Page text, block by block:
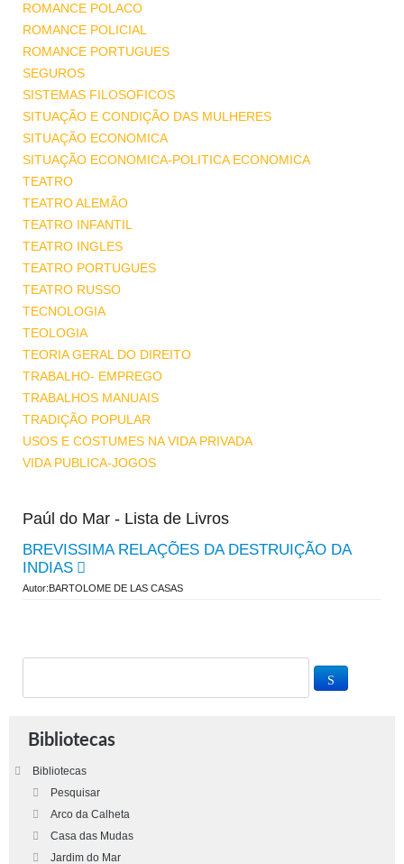
ROMANCE POLACO
ROMANCE POLICIAL
ROMANCE PORTUGUES
SEGUROS
SISTEMAS FILOSOFICOS
SITUAÇÃO E CONDIÇÃO DAS MULHERES
SITUAÇÃO ECONOMICA
SITUAÇÃO ECONOMICA-POLITICA ECONOMICA
TEATRO
TEATRO ALEMÃO
TEATRO INFANTIL
TEATRO INGLES
TEATRO PORTUGUES
TEATRO RUSSO
TECNOLOGIA
TEOLOGIA
TEORIA GERAL DO DIREITO
TRABALHO- EMPREGO
TRABALHOS MANUAIS
TRADIÇÃO POPULAR
USOS E COSTUMES NA VIDA PRIVADA
VIDA PUBLICA-JOGOS
Paúl do Mar - Lista de Livros
BREVISSIMA RELAÇÕES DA DESTRUIÇÃO DA
INDIAS
Autor:BARTOLOME DE LAS CASAS
Bibliotecas
Bibliotecas
Pesquisar
Arco da Calheta
Casa das Mudas
Jardim do Mar